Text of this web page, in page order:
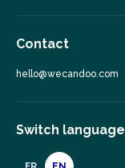
Contact
hello@wecandoo.com
Switch language